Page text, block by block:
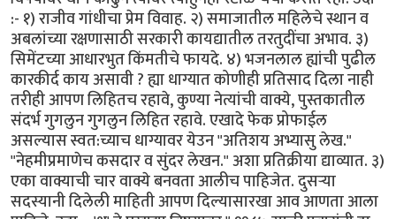
:- १) राजीव गांधीचा प्रेम विवाह. २) समाजातील महिलेचे स्थान व
अबलांच्या रक्षणासाठी सरकारी कायद्यातील तरतुदींचा अभाव. ३)
सिमेंटच्या आधारभुत किंमतीचे फायदे. ४) भजनलाल ह्यांची पुढील
कारकीर्द काय असावी ? ह्या धाग्यात कोणीही प्रतिसाद दिला नाही
तरीही आपण लिहितच रहावे, कुण्या नेत्यांची वाक्ये, पुस्तकातील
संदर्भ गुगलुन गुगलुन लिहित रहावे. एखादे फेक प्रोफाईल
असल्यास स्वत:च्याच धाग्यावर येउन "अतिशय अभ्यासु लेख."
"नेहमीप्रमाणेच कसदार व सुंदर लेखन." अशा प्रतिक्रीया द्याव्यात. ३)
एका वाक्याची चार वाक्ये बनवता आलीच पाहिजेत. दुसर्‍या
सदस्यानी दिलेली माहिती आपण दिल्यासारखा आव आणता आला